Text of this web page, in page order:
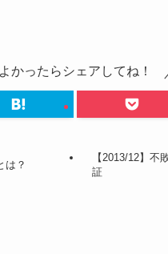
よかったらシェアしてね！
は？
【2013/12】
証